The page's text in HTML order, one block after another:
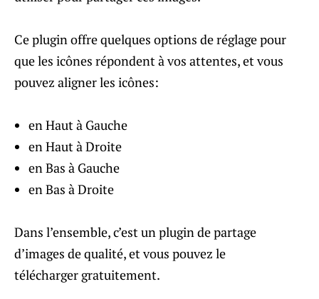
Ce plugin offre quelques options de réglage pour
que les icônes répondent à vos attentes, et vous
pouvez aligner les icônes:
en Haut à Gauche
en Haut à Droite
en Bas à Gauche
en Bas à Droite
Dans l’ensemble, c’est un plugin de partage
d’images de qualité, et vous pouvez le
télécharger gratuitement.